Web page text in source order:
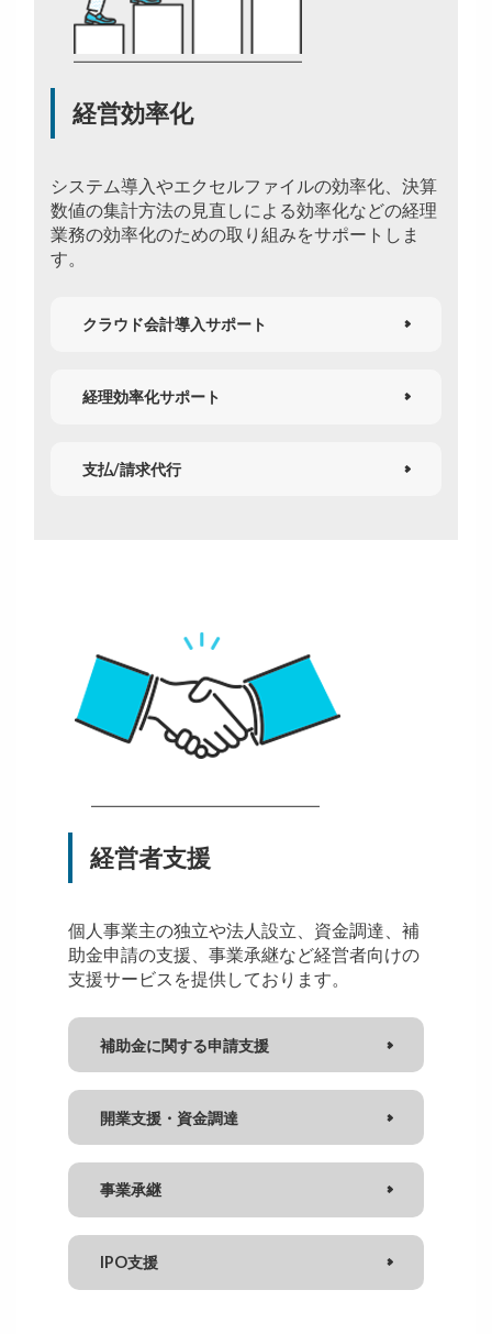
経営効率化
システム導入やエクセルファイルの効率化、決算
数値の集計方法の見直しによる効率化などの経理
業務の効率化のための取り組みをサポートしま
す。
クラウド会計導入サポート
経理効率化サポート
支払/請求代行
経営者支援
個人事業主の独立や法人設立、資金調達、補
助金申請の支援、事業承継など経営者向けの
支援サービスを提供しております。
補助金に関する申請支援
開業支援・資金調達
事業承継
IPO支援